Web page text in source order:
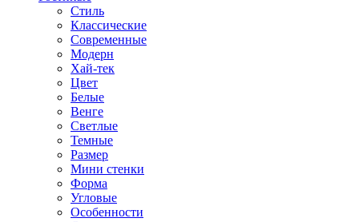
Стиль
Классические
Современные
Модерн
Хай-тек
Цвет
Белые
Венге
Светлые
Темные
Размер
Мини стенки
Форма
Угловые
Особенности